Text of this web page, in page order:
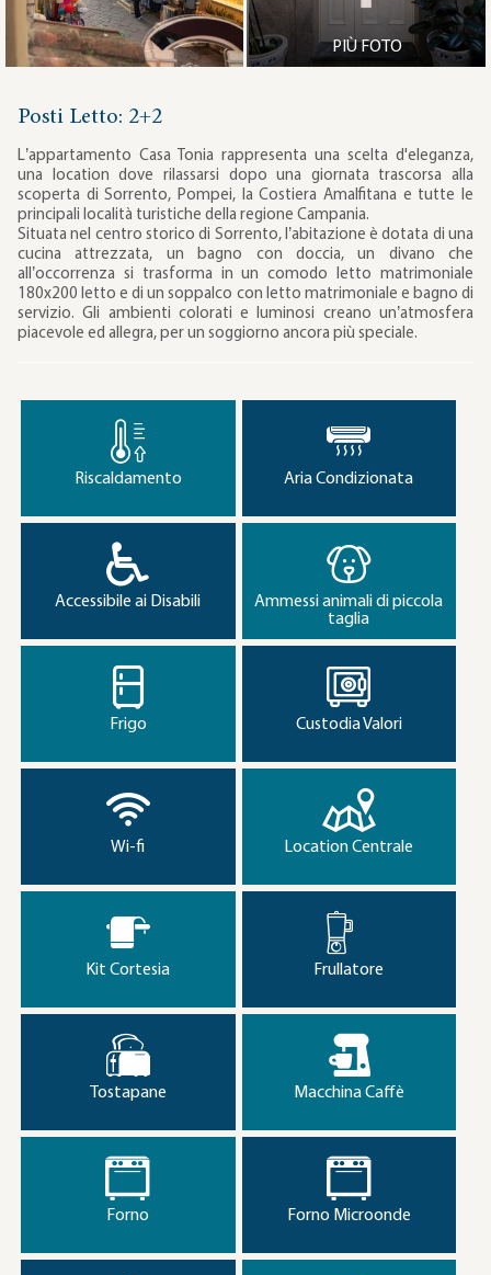
PIÙ FOTO
Posti Letto: 2+2
L’appartamento Casa Tonia rappresenta una scelta d'eleganza,
una location dove rilassarsi dopo una giornata trascorsa alla
scoperta di Sorrento, Pompei, la Costiera Amalfitana e tutte le
principali località turistiche della regione Campania.
Situata nel centro storico di Sorrento, l’abitazione è dotata di una
cucina attrezzata, un bagno con doccia, un divano che
all’occorrenza si trasforma in un comodo letto matrimoniale
180x200 letto e di un soppalco con letto matrimoniale e bagno di
servizio. Gli ambienti colorati e luminosi creano un’atmosfera
piacevole ed allegra, per un soggiorno ancora più speciale.
Riscaldamento Aria Condizionata
Accessibile ai Disabili
Ammessi animali di piccola
taglia
Frigo Custodia Valori
Wi-fi Location Centrale
Kit Cortesia Frullatore
Tostapane Macchina Caffè
Forno Forno Microonde